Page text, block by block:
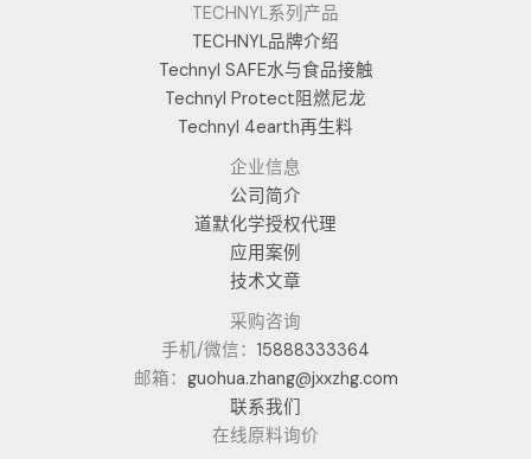
TECHNYL系列产品
TECHNYL品牌介绍
Technyl SAFE水与食品接触
Technyl Protect阻燃尼龙
Technyl 4earth再生料
企业信息
公司简介
道默化学授权代理
应用案例
技术文章
采购咨询
手机/微信： 15888333364
邮箱： guohua.zhang@jxxzhg.com
联系我们
在线原料询价